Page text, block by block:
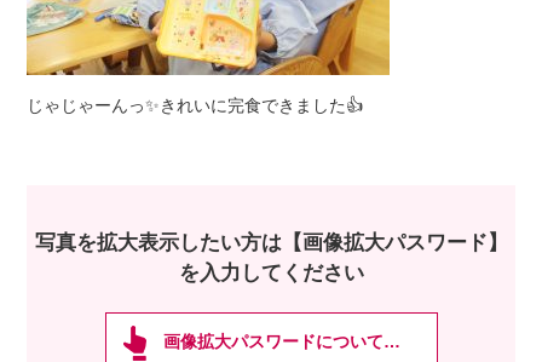
じゃじゃーんっ✨きれいに完食できました👍
写真を拡大表示したい方は【画像拡大パスワード】
を入力してください
画像拡大パスワードについて…